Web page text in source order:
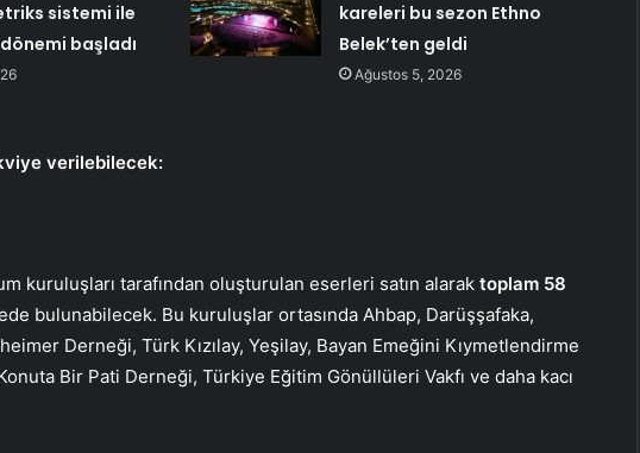
sistemi ile
başladı
kareleri bu sezon Ethno
Belek’ten geldi
Ağustos 5, 2026
verilebilecek:
kuruluşları tarafından oluşturulan eserleri satın alarak toplam 58
bulunabilecek. Bu kuruluşlar ortasında Ahbap, Darüşşafaka,
Derneği, Türk Kızılay, Yeşilay, Bayan Emeğini Kıymetlendirme
Bir Pati Derneği, Türkiye Eğitim Gönüllüleri Vakfı ve daha kacı